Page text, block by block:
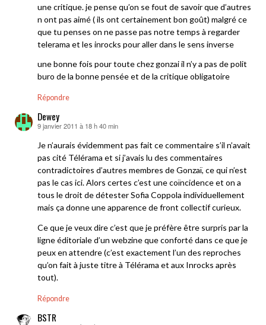
une critique. je pense qu’on se fout de savoir que d’autres
n ont pas aimé ( ils ont certainement bon goût) malgré ce
que tu penses on ne passe pas notre temps à regarder
telerama et les inrocks pour aller dans le sens inverse
une bonne fois pour toute chez gonzai il n’y a pas de polit
buro de la bonne pensée et de la critique obligatoire
Répondre
Dewey
dit :
9 janvier 2011 à 18 h 40 min
Je n’aurais évidemment pas fait ce commentaire s’il n’avait
pas cité Télérama et si j’avais lu des commentaires
contradictoires d’autres membres de Gonzaï, ce qui n’est
pas le cas ici. Alors certes c’est une coïncidence et on a
tous le droit de détester Sofia Coppola individuellement
mais ça donne une apparence de front collectif curieux.
Ce que je veux dire c’est que je préfère être surpris par la
ligne éditoriale d’un webzine que conforté dans ce que je
peux en attendre (c’est exactement l’un des reproches
qu’on fait à juste titre à Télérama et aux Inrocks après
tout).
Répondre
BSTR